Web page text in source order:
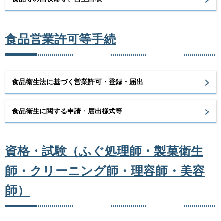
食品営業許可等手続
食品衛生法に基づく営業許可・登録・届出
食品衛生に関する申請・届出様式等
資格・試験（ふぐ処理師・製菓衛生
師・クリーニング師・理容師・美容
師）